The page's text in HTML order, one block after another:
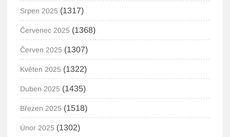
Srpen 2025 (1317)
Červenec 2025 (1368)
Červen 2025 (1307)
Květen 2025 (1322)
Duben 2025 (1435)
Březen 2025 (1518)
Únor 2025 (1302)